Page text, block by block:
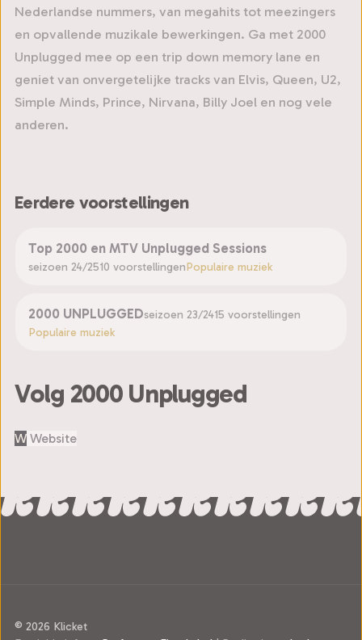
Nederlandse nummers, van megahits tot meezingers
en opvallende muzikale bewerkingen. Ga met 2000
Unplugged mee op een trip down memory lane en
geniet van onvergetelijke tracks van Elvis, Queen, U2,
Simple Minds, Prince, Nirvana, Billy Joel en nog vele
anderen.
Eerdere voorstellingen
Top 2000 en MTV Unplugged Sessions
seizoen 24/2510 voorstellingenPopulaire muziek
2000 UNPLUGGEDseizoen 23/2415 voorstellingen
Populaire muziek
Volg 2000 Unplugged
W Website
© 2026 Klicket